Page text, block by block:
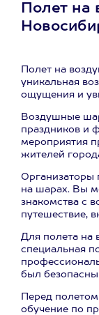
Полет на
Полет на
уникальная
ощущения и
Воздушные
праздников и
мероприятия
жителей
Организаторы
на шарах. Вы
знакомства с
путешествие,
Для полета на
специальная
был
Перед
обучение по